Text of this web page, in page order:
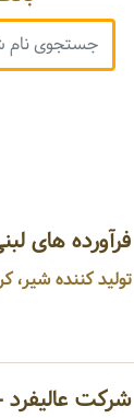
فرآورده های
تولید کننده شیر،
شرکت